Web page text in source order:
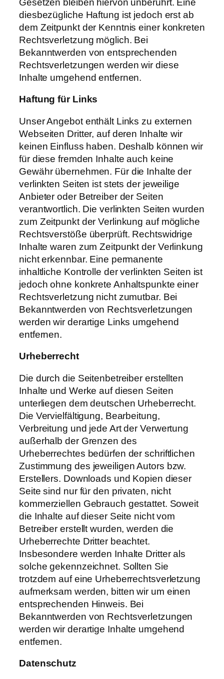
Gesetzen bleiben hiervon unberührt. Eine
diesbezügliche Haftung ist jedoch erst ab
dem Zeitpunkt der Kenntnis einer konkreten
Rechtsverletzung möglich. Bei
Bekanntwerden von entsprechenden
Rechtsverletzungen werden wir diese
Inhalte umgehend entfernen.
Haftung für Links
Unser Angebot enthält Links zu externen
Webseiten Dritter, auf deren Inhalte wir
keinen Einfluss haben. Deshalb können wir
für diese fremden Inhalte auch keine
Gewähr übernehmen. Für die Inhalte der
verlinkten Seiten ist stets der jeweilige
Anbieter oder Betreiber der Seiten
verantwortlich. Die verlinkten Seiten wurden
zum Zeitpunkt der Verlinkung auf mögliche
Rechtsverstöße überprüft. Rechtswidrige
Inhalte waren zum Zeitpunkt der Verlinkung
nicht erkennbar. Eine permanente
inhaltliche Kontrolle der verlinkten Seiten ist
jedoch ohne konkrete Anhaltspunkte einer
Rechtsverletzung nicht zumutbar. Bei
Bekanntwerden von Rechtsverletzungen
werden wir derartige Links umgehend
entfernen.
Urheberrecht
Die durch die Seitenbetreiber erstellten
Inhalte und Werke auf diesen Seiten
unterliegen dem deutschen Urheberrecht.
Die Vervielfältigung, Bearbeitung,
Verbreitung und jede Art der Verwertung
außerhalb der Grenzen des
Urheberrechtes bedürfen der schriftlichen
Zustimmung des jeweiligen Autors bzw.
Erstellers. Downloads und Kopien dieser
Seite sind nur für den privaten, nicht
kommerziellen Gebrauch gestattet. Soweit
die Inhalte auf dieser Seite nicht vom
Betreiber erstellt wurden, werden die
Urheberrechte Dritter beachtet.
Insbesondere werden Inhalte Dritter als
solche gekennzeichnet. Sollten Sie
trotzdem auf eine Urheberrechtsverletzung
aufmerksam werden, bitten wir um einen
entsprechenden Hinweis. Bei
Bekanntwerden von Rechtsverletzungen
werden wir derartige Inhalte umgehend
entfernen.
Datenschutz